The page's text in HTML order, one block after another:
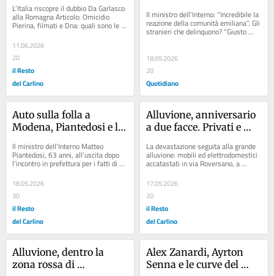
dubbio e la tregua dei
colpevolisti
L’Italia riscopre il dubbio Da Garlasco
alla Romagna Articolo: Omicidio
Pierina, filmati e Dna: quali sono le
prove cadute che hanno ‘liberato’...
11.06.2026
20
il Resto
del Carlino
falla sui sistemi di
controllo. Attenzione
alta sul disagio
Il ministro dell’Interno: “Incredibile la
reazione della comunità emiliana”. Gli
stranieri che delinquono? “Giusto
rimpatriarli. Ma qui...
18.05.2026
20
Quotidiano
Auto sulla folla a
Modena, Piantedosi e la
falla sui sistemi di
controllo. Attenzione
psichico”
Il ministro dell’Interno Matteo
Piantedosi, 63 anni, all’uscita dopo
l’incontro in prefettura per i fatti di
sabato a Modena Articolo: Salim il...
18.05.2026
30
il Resto
del Carlino
Alluvione, anniversario
a due facce. Privati e
La devastazione seguita alla grande
alluvione: mobili ed elettrodomestici
accatastati in via Roversano, a
Cesena Articolo: Alluvione, dentro la
zona...
17.05.2026
20
il Resto
del Carlino
Alluvione, dentro la
zona rossa di
Alex Zanardi, Ayrton
Senna e le curve del